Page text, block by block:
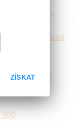
názvu od Z do A
Soft Pastelová
vhodná pro
ZÍSKAT